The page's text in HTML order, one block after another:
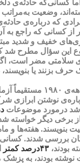
کسانی‌که حادثه‌ی
وضعیت
که درباره‌ی
از کسانی که راجع به
خفیف و شدید
این سؤال مطرح
سلامتی مضر است،
حرف بزنند یا
این ایده در اواسط
نوشتن ابرازی
درمورد موضوعات
از برخی دیگر خواسته
بررسی شدند.
بودند، ۴۳درصد کمتر
بودند، به پزشک